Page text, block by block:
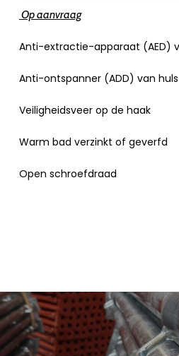
Op aanvraag
Anti-extractie-apparaat (AED)
Anti-ontspanner (ADD) van huls
Veiligheidsveer op de haak
Warm bad verzinkt of geverfd
Open schroefdraad